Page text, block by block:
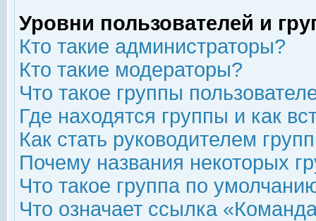
Уровни пользователей и
Кто такие администраторы?
Кто такие модераторы?
Что такое группы
Где находятся группы и как
Как стать руководителем
Почему названия некоторых
Что такое группа по
Что означает ссылка